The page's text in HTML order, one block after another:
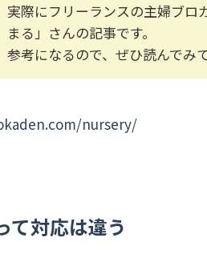
実際にフリーランスの主婦ブロ
まる」さんの記事です。
参考になるので、ぜひ読んでみ
nursery/
て対応は違う